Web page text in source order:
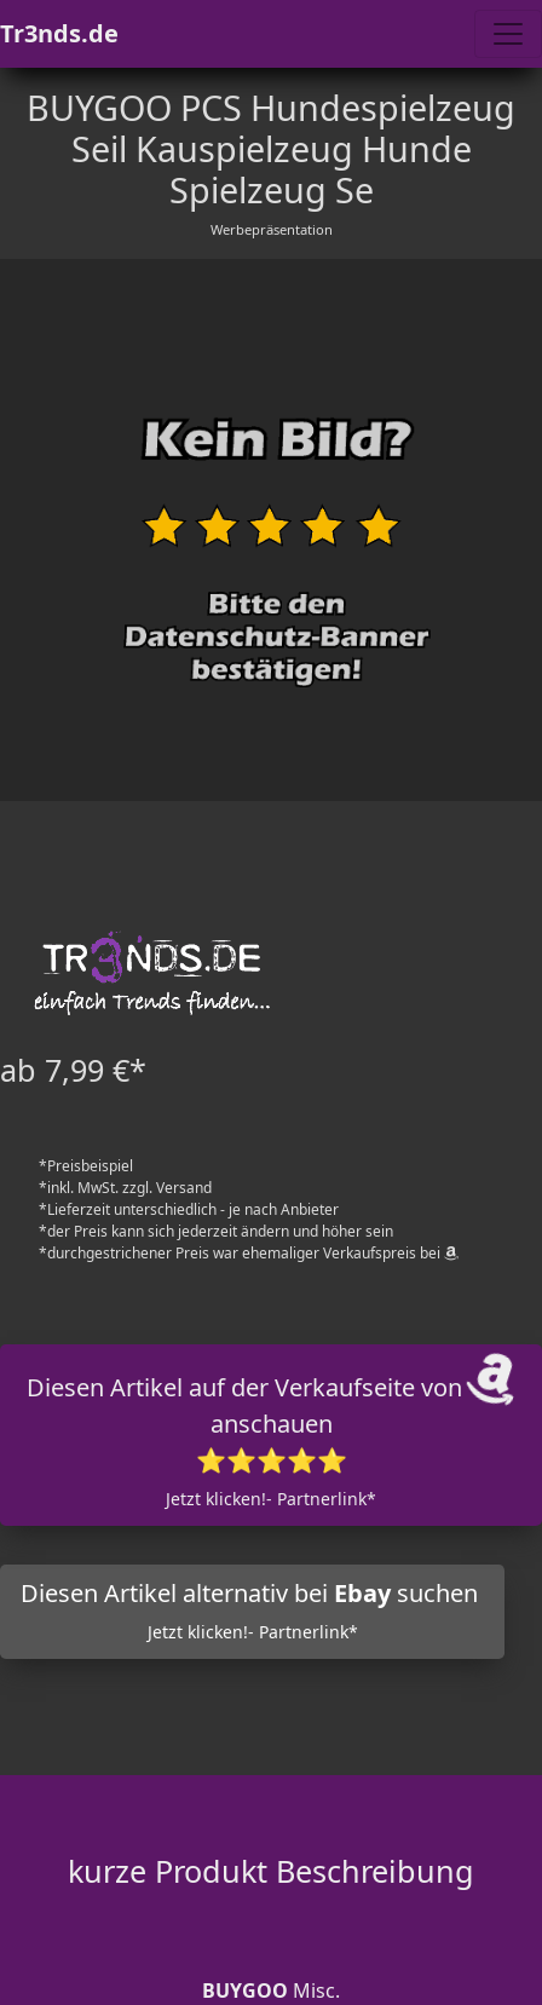
Tr3nds.de
BUYGOO PCS Hundespielzeug
Seil Kauspielzeug Hunde
Spielzeug Se
Werbepräsentation
ab 7,99 €*
*Preisbeispiel
*inkl. MwSt. zzgl. Versand
*Lieferzeit unterschiedlich - je nach Anbieter
*der Preis kann sich jederzeit ändern und höher sein
*durchgestrichener Preis war ehemaliger Verkaufspreis bei
Diesen Artikel auf der Verkaufseite von
anschauen
⭐⭐⭐⭐⭐
Jetzt klicken!- Partnerlink*
Diesen Artikel alternativ bei Ebaysuchen
Jetzt klicken!- Partnerlink*
kurze Produkt Beschreibung
BUYGOO Misc.